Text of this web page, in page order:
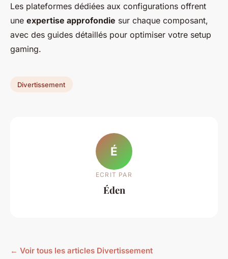
Les plateformes dédiées aux configurations offrent
une expertise approfondie sur chaque composant,
avec des guides détaillés pour optimiser votre setup
gaming.
Divertissement
É
ECRIT PAR
Éden
← Voir tous les articles Divertissement